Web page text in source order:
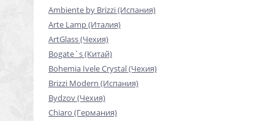
Ambiente by Brizzi (Испания)
Arte Lamp (Италия)
ArtGlass (Чехия)
Bogate`s (Китай)
Bohemia Ivele Crystal (Чехия)
Brizzi Modern (Испания)
Bydzov (Чехия)
Chiaro (Германия)